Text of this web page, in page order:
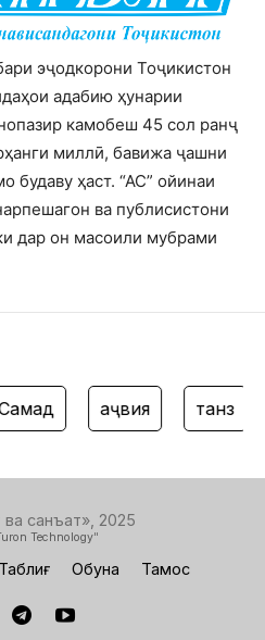
эҷодкорони Тоҷикистон
адабию ҳунарии
камобеш 45 сол ранҷ
миллӣ, бавижа ҷашни
будаву ҳаст. “АС” ойинаи
ва публисистони
дар он масоили мубрами
ҳаҷвия
санъат», 2025
Technology"
Таблиғ Обуна Тамос